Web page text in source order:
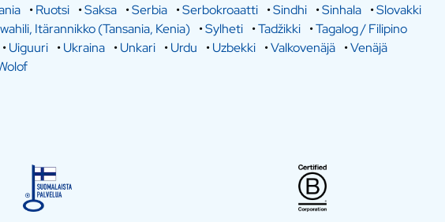
•Ruotsi •Saksa •Serbia •Serbokroaatti •Sindhi •Sinhala •Slovakki
Itärannikko (Tansania, Kenia) •Sylheti •Tadžikki •Tagalog / Filipino
•Uiguuri •Ukraina •Unkari •Urdu •Uzbekki •Valkovenäjä •Venäjä